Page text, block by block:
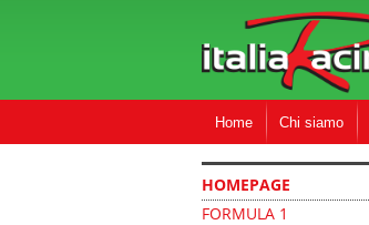
Home Chi siamo
HOMEPAGE
FORMULA 1